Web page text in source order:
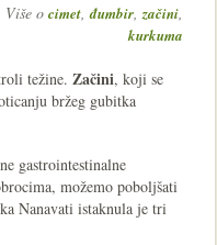
Više o cimet,đumbir,začini,
kurkuma
težine. Začini, koji se
bržeg gubitka
gastrointestinalne
možemo poboljšati
Nanavati istaknula je tri
nema